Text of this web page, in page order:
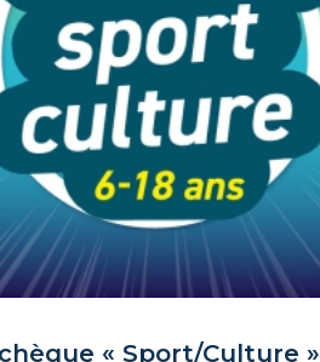
« Sport/Culture »